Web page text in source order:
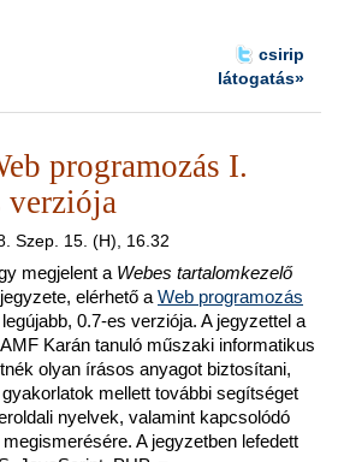
csirip
látogatás»
programozás I.
verziója
Szep. 15. (H), 16.32
megjelent a Webes tartalomkezelő
elérhető a Web programozás
0.7-es verziója. A jegyzettel a
Karán tanuló műszaki informatikus
olyan írásos anyagot biztosítani,
mellett további segítséget
nyelvek, valamint kapcsolódó
A jegyzetben lefedett